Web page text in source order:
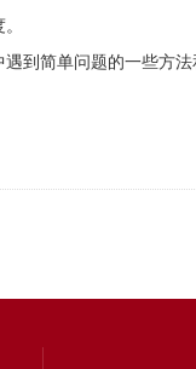
到简单问题的一些方